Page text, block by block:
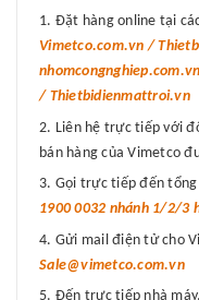
Đặt hàng online tại
Vimetco.com.vn /
/ Thietbidienmattroi.vn
Liên hệ trực tiếp với
bán hàng của Vimetco
Gọi trực tiếp đến tổng
1900 0032 nhánh 1/2/3
Gửi mail điện tử cho
Sale@vimetco.com.vn
Đến trực tiếp nhà